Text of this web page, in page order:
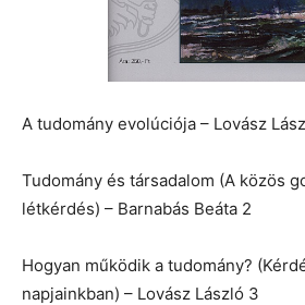
A tudomány evolúciója – Lovász
Tudomány és társadalom (A közös
létkérdés) – Barnabás Beáta 2
Hogyan működik a tudomány?
napjainkban) – Lovász László 3